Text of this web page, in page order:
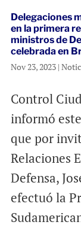
Delegaciones
en la primera
ministros de
celebrada en
Nov 23, 2023|
Control
informó
que por
Relaciones
Defensa,
efectuó la